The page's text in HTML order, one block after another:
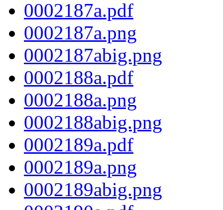
0002187a.pdf
0002187a.png
0002187abig.png
0002188a.pdf
0002188a.png
0002188abig.png
0002189a.pdf
0002189a.png
0002189abig.png